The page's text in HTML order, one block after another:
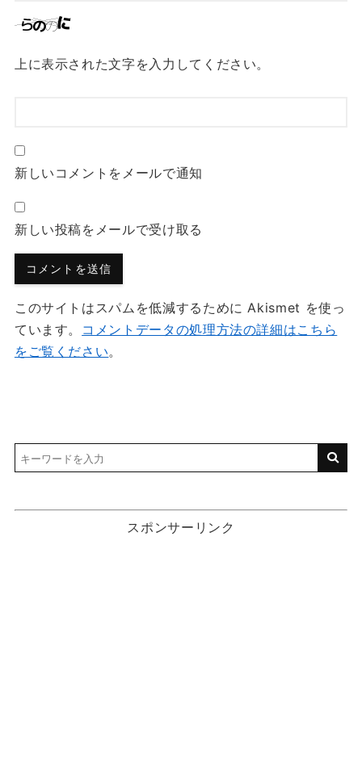
上に表示された文字を入力してください。
新しいコメントをメールで通知
新しい投稿をメールで受け取る
このサイトはスパムを低減するために Akismet を使っ
ています。 コメントデータの処理方法の詳細はこちら
をご覧ください。
スポンサーリンク